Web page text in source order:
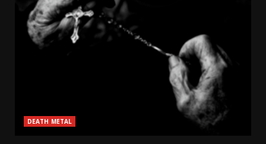
DEATH METAL